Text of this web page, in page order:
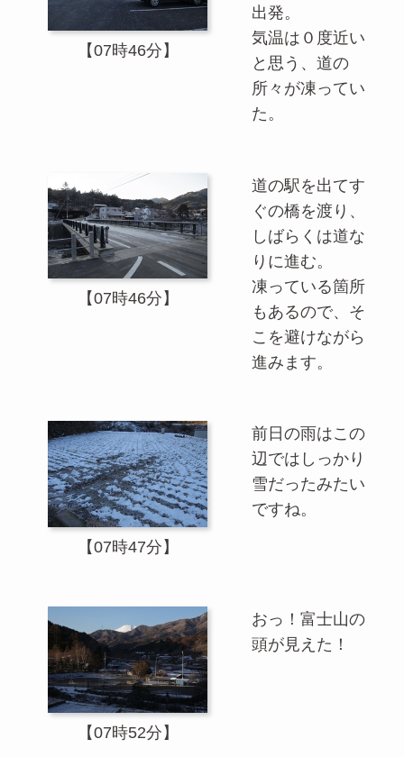
【07時46分】
出発。
気温は０度近い
と思う、道の
所々が凍ってい
た。
【07時46分】
道の駅を出てす
ぐの橋を渡り、
しばらくは道な
りに進む。
凍っている箇所
もあるので、そ
こを避けながら
進みます。
【07時47分】
前日の雨はこの
辺ではしっかり
雪だったみたい
ですね。
【07時52分】
おっ！富士山の
頭が見えた！